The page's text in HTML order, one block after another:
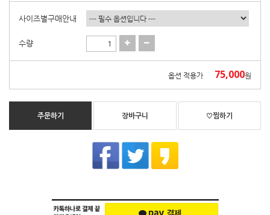
사이즈별구매안내
수량
옵션 적용가 75,000원
주문하기 장바구니 ♡찜하기